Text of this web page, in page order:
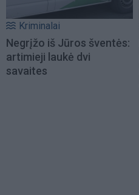
Kriminalai
Negrįžo iš Jūros šventės:
artimieji laukė dvi
savaites